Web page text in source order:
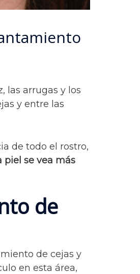
las arrugas y los
y entre las
de todo el rostro,
piel se vea más
de
de cejas y
en esta área,